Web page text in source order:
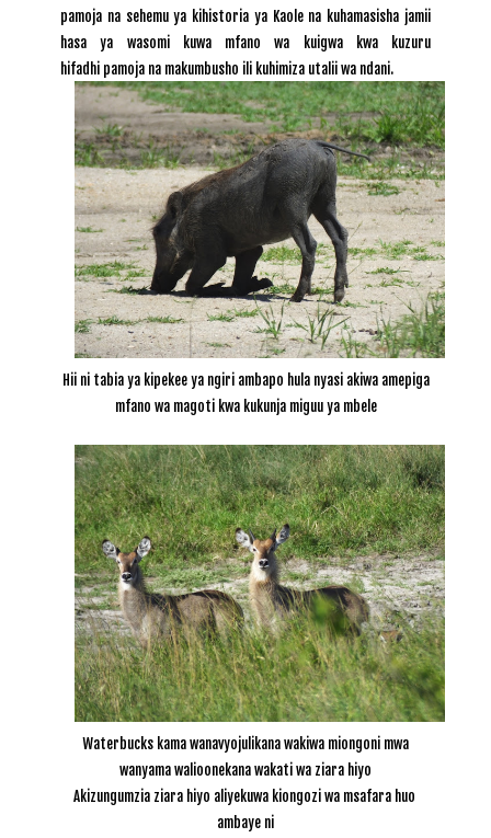
pamoja na sehemu ya kihistoria ya Kaole na kuhamasisha jamii
hasa ya wasomi kuwa mfano wa kuigwa kwa kuzuru
hifadhi pamoja na makumbusho ili kuhimiza utalii wa ndani.
Hii ni tabia ya kipekee ya ngiri ambapo hula nyasi akiwa amepiga
mfano wa magoti kwa kukunja miguu ya mbele
Waterbucks kama wanavyojulikana wakiwa miongoni mwa
wanyama walioonekana wakati wa ziara hiyo
Akizungumzia ziara hiyo aliyekuwa kiongozi wa msafara huo
ambaye ni